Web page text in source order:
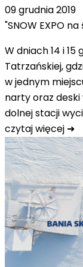
09 grudnia 2019
"SNOW EXPO
W dniach 14 i 15
Tatrzańskiej,
w jednym
narty oraz
dolnej stacji
czytaj więcej ➜